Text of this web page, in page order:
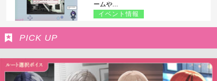
ームや...
イベント情報
PICK UP